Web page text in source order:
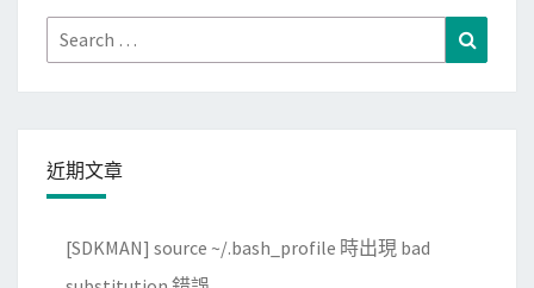
Search
for:
近期文章
[SDKMAN] source ~/.bash_profile 時出現 bad